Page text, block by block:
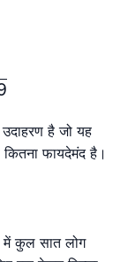
<
है जो यह
फायदेमंद है।
में कुल सात लोग